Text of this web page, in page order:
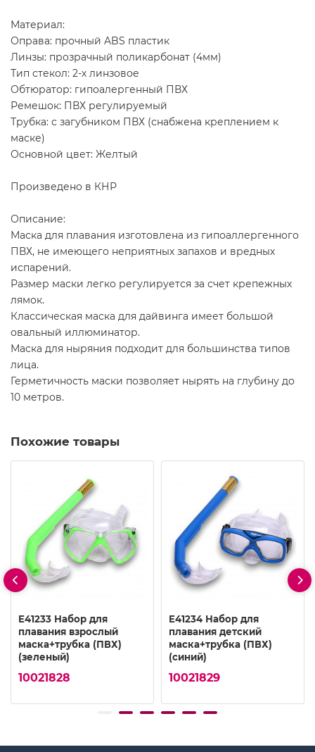
Материал:
Оправа: прочный ABS пластик
Линзы: прозрачный поликарбонат (4мм)
Тип стекол: 2-х линзовое
Обтюратор: гипоалергенный ПВХ
Ремешок: ПВХ регулируемый
Трубка: с загубником ПВХ (снабжена креплением к
маске)
Основной цвет: Желтый
Произведено в КНР
Описание:
Маска для плавания изготовлена из гипоаллергенного
ПВХ, не имеющего неприятных запахов и вредных
испарений.
Размер маски легко регулируется за счет крепежных
лямок.
Классическая маска для дайвинга имеет большой
овальный иллюминатор.
Маска для ныряния подходит для большинства типов
лица.
Герметичность маски позволяет нырять на глубину до
10 метров.
Похожие товары
E41233 Набор для
плавания взрослый
маска+трубка (ПВХ)
(зеленый)
10021828
E41234 Набор для
плавания детский
маска+трубка (ПВХ)
(синий)
10021829